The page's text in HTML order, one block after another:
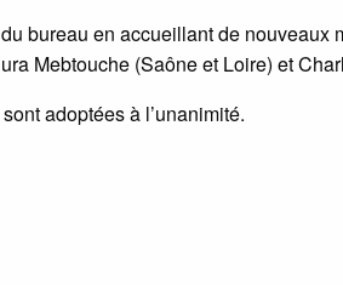
bureau en accueillant de nouveaux
Mebtouche (Saône et Loire) et
adoptées à l’unanimité.